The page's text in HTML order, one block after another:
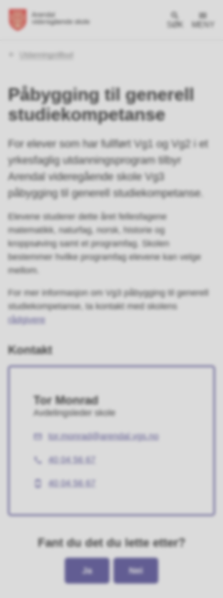
SØK MENY
Utdanningstilbud
Påbygging til generell
studiekompetanse
For elever som har fullført Vg1 og Vg2 i et
yrkesfaglig utdanningsprogram tilbyr
Arendal videregående skole Vg3
påbygging til generell studiekompetanse.
Elevene studerer dette året fellesfagene
matematikk, naturfag, norsk, historie og
kroppsøving samt et programfag. Skolen
bestemmer hvilke programfag elevene kan velge
mellom.
For mer informasjon om Vg3 påbygging til generell
studiekompetanse, ta kontakt med skolens
rådgivere
Kontakt
Tor Monrad
Avdelingsleder skole
E-
post
tor.monrad@arendal.vgs.no
Telefon
40 04 56 67
Mobil
40 04 56 67
Fant du det du lette etter?
Ja Nei